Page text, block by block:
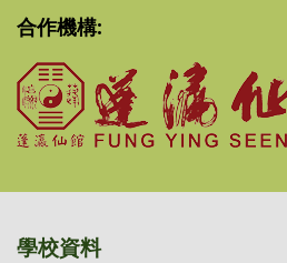
合作機構:
學校資料